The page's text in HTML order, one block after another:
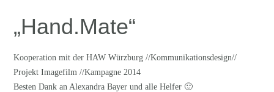
„Hand.Mate“
Kooperation mit der HAW Würzburg //Kommunikationsdesign//
Projekt Imagefilm //Kampagne 2014
Besten Dank an Alexandra Bayer und alle Helfer 🙂